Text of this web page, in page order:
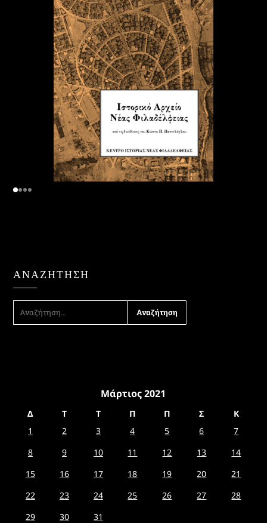
ΑΝΑΖΉΤΗΣΗ
ΓΙΑ:
Μάρτιος 2021
Δ Τ Τ Π Π Σ
Κ
1
2 3 4 5 6
7
8
9 10 11 12 13
14
15
16 17 18 19 20
21
22
23 24 25 26 27
28
29
30
31